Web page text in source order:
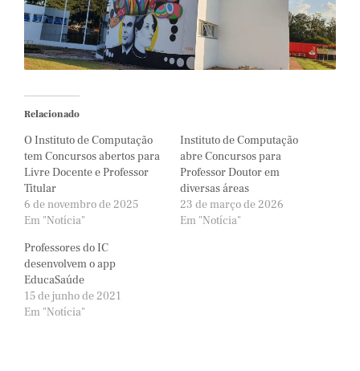
Relacionado
O Instituto de Computação
tem Concursos abertos para
Livre Docente e Professor
Titular
6 de novembro de 2025
Em "Notícia"
Instituto de Computação
abre Concursos para
Professor Doutor em
diversas áreas
23 de março de 2026
Em "Notícia"
Professores do IC
desenvolvem o app
EducaSaúde
15 de junho de 2021
Em "Notícia"